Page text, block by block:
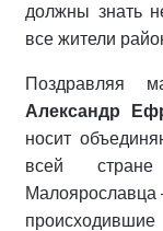
должны знать
все жители
Поздравляя
Александр
носит
всей
Малоярославца